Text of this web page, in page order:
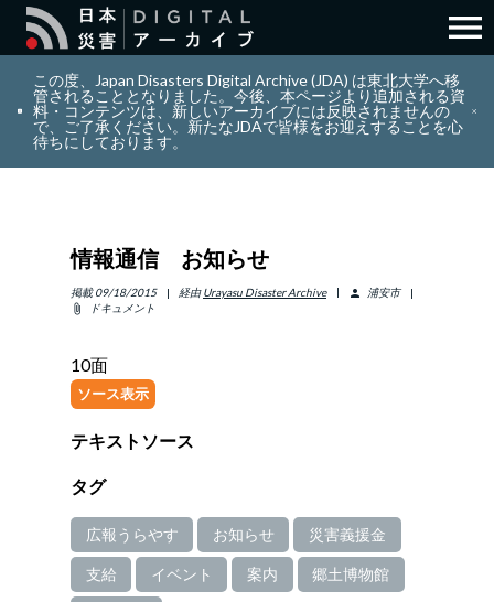
search 検索
layers コレクション
info_outline リソース
ENGLISH
menu
この度、Japan Disasters Digital Archive (JDA) は東北大学へ移
管されることとなりました。今後、本ページより追加される資
料・コンテンツは、新しいアーカイブには反映されませんの
で、ご了承ください。新たなJDAで皆様をお迎えすることを心
待ちにしております。
情報通信 お知らせ
掲載 09/18/2015 経由 Urayasu Disaster Archive person
浦安市
attach_file
ドキュメント
10面
ソース表示
テキストソース
タグ
広報うらやす お知らせ 災害義援金
支給 イベント 案内 郷土博物館